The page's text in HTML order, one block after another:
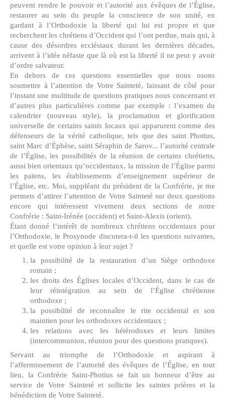
peuvent rendre le pouvoir et l’autorité aux évêques de l’Église,
restaurer au sein du peuple la conscience de son unité, en
gardant à l’Orthodoxie la liberté qui lui est propre et que
recherchent les chrétiens d’Occident qui l’ont perdue, mais qui, à
cause des désordres ecclésiaux durant les dernières décades,
arrivent à l’idée néfaste que là où est la liberté il ne peut y avoir
d’ordre salvateur.
En dehors de ces questions essentielles que nous osons
soumettre à l’attention de Votre Sainteté, laissant de côté pour
l’instant une multitude de questions pratiques nous concernant et
d’autres plus particulières comme par exemple : l’examen du
calendrier (nouveau style), la proclamation et glorification
universelle de certains saints locaux qui apparurent comme des
défenseurs de la vérité catholique, tels que des saint Photius,
saint Marc d’Éphèse, saint Séraphin de Sarov... l’autorité centrale
de l’Église, les possibilités de la réunion de certains chrétiens,
aussi bien orientaux qu’occidentaux, la mission de l’Église parmi
les païens, les établissements d’enseignement supérieur de
l’Église, etc. Moi, suppléant du président de la Confrérie, je me
permets d’attirer l’attention de Votre Sainteté sur deux questions
encore qui intéressent vivement deux sections de notre
Confrérie : Saint-Irénée (occident) et Saint-Alexis (orient).
Étant donné l’intérêt de nombreux chrétiens occidentaux pour
l’Orthodoxie, le Prosynode discutera-t-il les questions suivantes,
et quelle est votre opinion à leur sujet ?
la possibilité de la restauration d’un Siège orthodoxe
romain ;
les droits des Églises locales d’Occident, dans le cas de
leur réintégration au sein de l’Église chrétienne
orthodoxe ;
la possibilité de reconnaître le rite occidental et son
maintien pour les orthodoxes occidentaux ;
les relations avec les hétérodoxes et leurs limites
(intercommunion, réunion pour des questions pratiques).
Servant au triomphe de l’Orthodoxie et aspirant à
l’affermissement de l’autorité des évêques de l’Église, en tout
lieu, la Confrérie Saint-Photius se fait un honneur d’être au
service de Votre Sainteté et sollicite les saintes prières et la
bénédiction de Votre Sainteté.